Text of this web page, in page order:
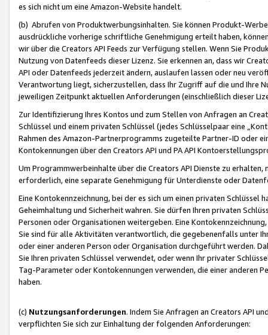
es sich nicht um eine Amazon-Website handelt.
(b) Abrufen von Produktwerbungsinhalten. Sie können Produkt-
ausdrückliche vorherige schriftliche Genehmigung erteilt haben,
wir über die Creators API Feeds zur Verfügung stellen. Wenn Sie
Nutzung von Datenfeeds dieser Lizenz. Sie erkennen an, dass wir
API oder Datenfeeds jederzeit ändern, auslaufen lassen oder neu
Verantwortung liegt, sicherzustellen, dass Ihr Zugriff auf die und Ihre
jeweiligen Zeitpunkt aktuellen Anforderungen (einschließlich dieser
Zur Identifizierung Ihres Kontos und zum Stellen von Anfragen an
Schlüssel und einem privaten Schlüssel (jedes Schlüsselpaar eine
Rahmen des Amazon-Partnerprogramms zugeteilte Partner-ID oder
Kontokennungen über den Creators API und PA API
Um Programmwerbeinhalte über die Creators API Dienste zu
erforderlich, eine separate Genehmigung für Unterdienste oder
Eine Kontokennzeichnung, bei der es sich um einen privaten
Geheimhaltung und Sicherheit wahren. Sie dürfen Ihren privaten
Personen oder Organisationen weitergeben. Eine
Sie sind für alle Aktivitäten verantwortlich, die gegebenenfalls unter
oder einer anderen Person oder Organisation durchgeführt werden.
Sie Ihren privaten Schlüssel verwendet, oder wenn Ihr privater
Tag-Parameter oder Kontokennungen verwenden, die einer anderen
haben.
(c) Nutzungsanforderungen. Indem Sie Anfragen an Creators API
verpflichten Sie sich zur Einhaltung der folgenden Anforderungen: